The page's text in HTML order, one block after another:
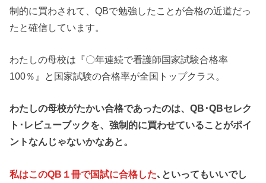
制的に買わされて、QBで勉強したことが合格の近道だっ
たと確信しています。
わたしの母校は『〇年連続で看護師国家試験合格率
100％』と国家試験の合格率が全国トップクラス。
わたしの母校がたかい合格であったのは、QB･QBセレク
ト･レビューブックを、強制的に買わせていることがポイ
ントなんじゃないかなあと。
私はこのQB１冊で国試に合格した､といってもいいでし